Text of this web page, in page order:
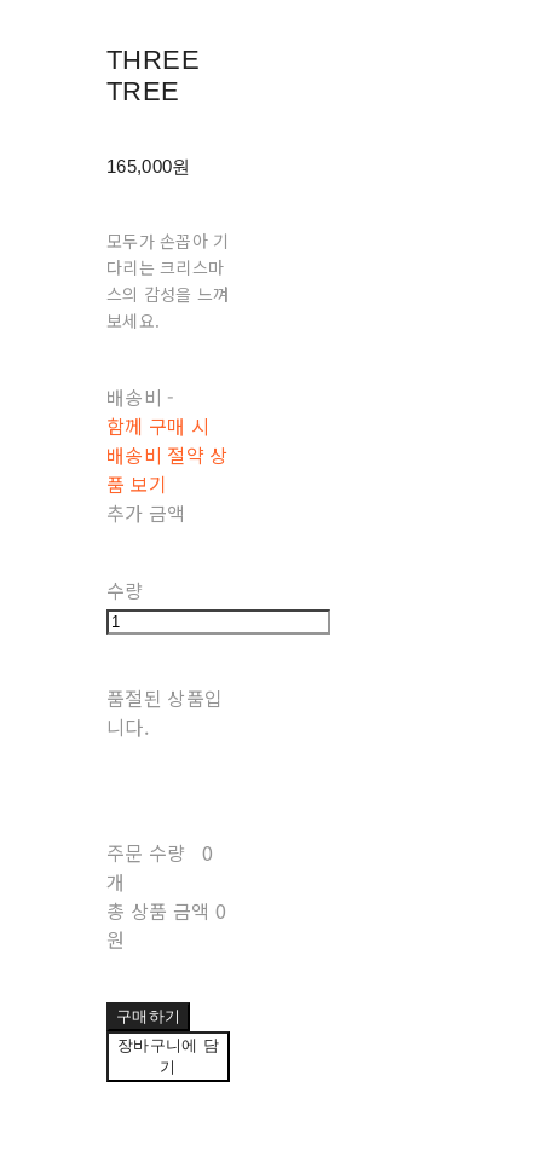
THREE
TREE
165,000원
모두가 손꼽아 기
다리는 크리스마
스의 감성을 느껴
보세요.
배송비 -
함께 구매 시
배송비 절약 상
품 보기
추가 금액
수량
품절된 상품입
니다.
주문 수량
0
개
총 상품 금액 0
원
구매하기
장바구니에 담
기